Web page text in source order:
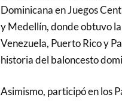
Dominicana en Juegos
y Medellín, donde obtuvo
Venezuela, Puerto Rico y
historia del baloncesto
Asimismo, participó en los